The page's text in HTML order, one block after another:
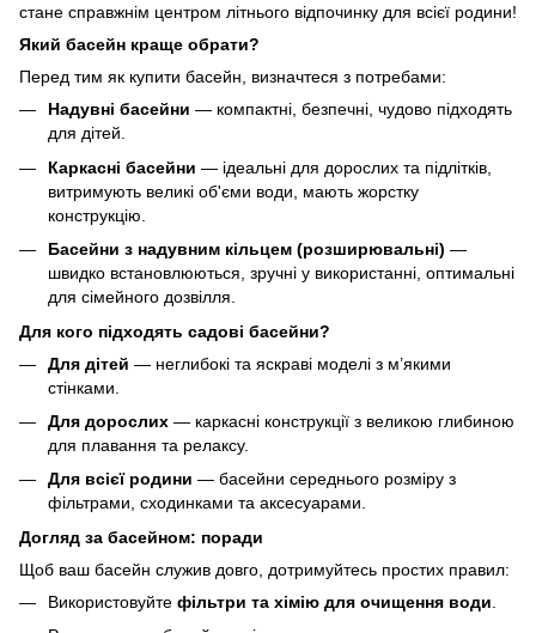
стане справжнім центром літнього відпочинку для всієї родини!
Який басейн краще обрати?
Перед тим як купити басейн, визначтеся з потребами:
Надувні басейни — компактні, безпечні, чудово підходять
для дітей.
Каркасні басейни — ідеальні для дорослих та підлітків,
витримують великі об'єми води, мають жорстку
конструкцію.
Басейни з надувним кільцем (розширювальні) —
швидко встановлюються, зручні у використанні, оптимальні
для сімейного дозвілля.
Для кого підходять садові басейни?
Для дітей — неглибокі та яскраві моделі з м’якими
стінками.
Для дорослих — каркасні конструкції з великою глибиною
для плавання та релаксу.
Для всієї родини — басейни середнього розміру з
фільтрами, сходинками та аксесуарами.
Догляд за басейном: поради
Щоб ваш басейн служив довго, дотримуйтесь простих правил:
Використовуйте фільтри та хімію для очищення води